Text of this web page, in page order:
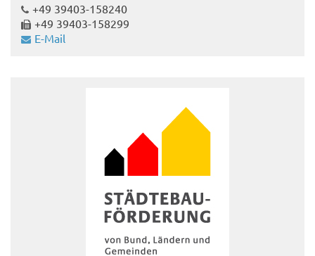
+49 39403-158240
+49 39403-158299
E-Mail